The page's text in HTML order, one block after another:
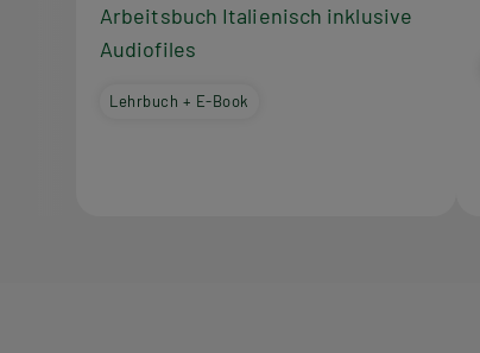
Arbeitsbuch Italienisch inklusive
Audiofiles
Lehrbuch + E-Book